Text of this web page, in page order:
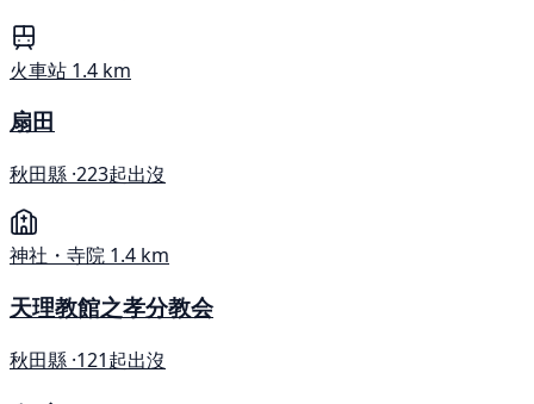
火車站 1.4 km
扇田
秋田縣 ·223起出沒
神社・寺院 1.4 km
天理教館之孝分教会
秋田縣 ·121起出沒